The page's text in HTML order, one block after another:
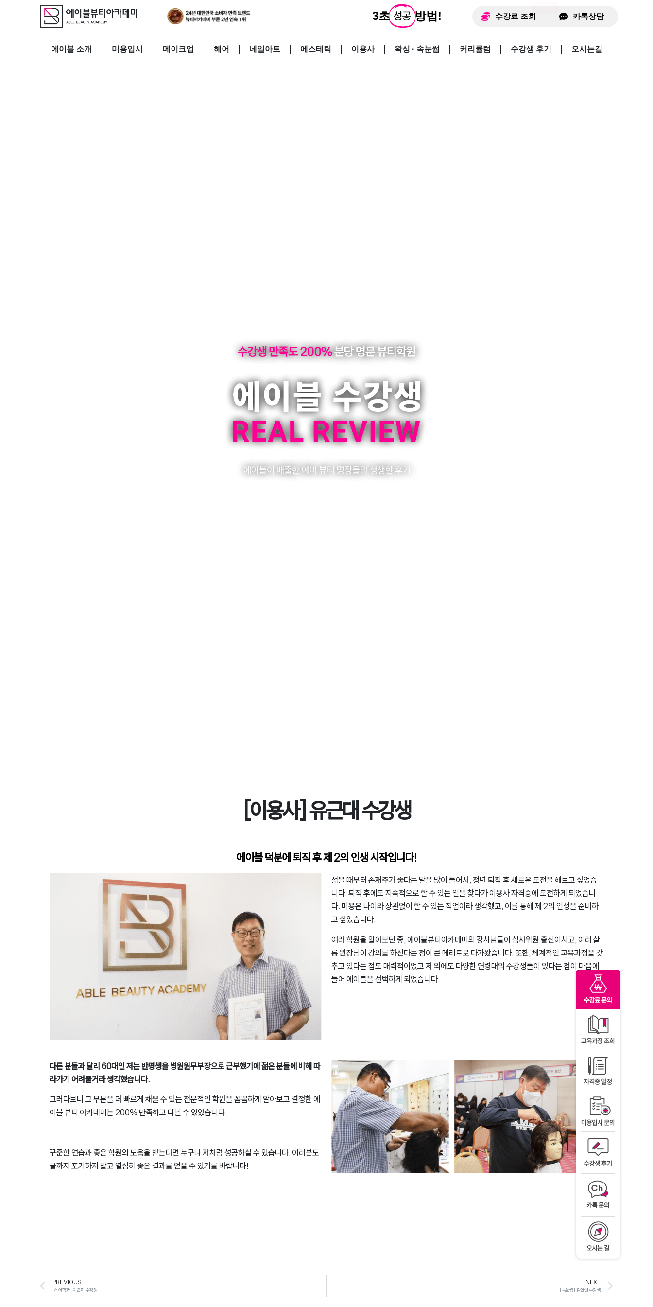
3초 성공 방법! 수강료 조회 카톡상담
에이블 소개 미용입시 메이크업 헤어 네일아트 에스테틱 이용사 왁싱 · 속눈썹 커리큘럼 수강생 후기 오시는길
[이용사] 유근대 수강생
에이블 덕분에 퇴직 후 제 2의 인생 시작입니다!
젊을 때부터 손재주가 좋다는 말을 많이 들어서, 정년 퇴직 후 새로운 도전을 해보고 싶었습
니다. 퇴직 후에도 지속적으로 할 수 있는 일을 찾다가 이용사 자격증에 도전하게 되었습니
다. 미용은 나이와 상관없이 할 수 있는 직업이라 생각했고, 이를 통해 제 2의 인생을 준비하
고 싶었습니다.
여러 학원을 알아보던 중, 에이블뷰티아카데미의 강사님들이 심사위원 출신이시고, 여러 샬
롱 원장님이 강의를 하신다는 점이 큰 메리트로 다가왔습니다. 또한, 체계적인 교육과정을 갖
추고 있다는 점도 매력적이었고 저 외에도 다양한 연령대의 수강생들이 있다는 점이 마음에
들어 에이블을 선택하게 되었습니다.
다른 분들과 달리 60대인 저는 반평생을 병원원무부장으로 근부했기에 젊은 분들에 비해 따
라가기 어려울거라 생각했습니다.
그러다보니 그 부분을 더 빠르게 채울 수 있는 전문적인 학원을 꼼꼼하게 알아보고 결정한 에
이블 뷰티 아카데미는 200% 만족하고 다닐 수 있었습니다.
꾸준한 연습과 좋은 학원의 도움을 받는다면 누구나 저처럼 성공하실 수 있습니다. 여러분도
끝까지 포기하지 말고 열심히 좋은 결과를 얻을 수 있기를 바랍니다!
PREVIOUS
[헤어학과] 이은지 수강생
NEXT
[속눈썹] 김연선 수강생